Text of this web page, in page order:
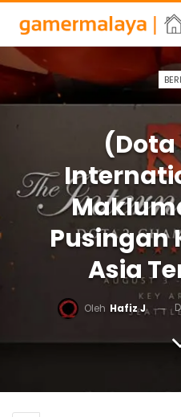
(Dota
Pusingan
Asia
Oleh Hafiz J